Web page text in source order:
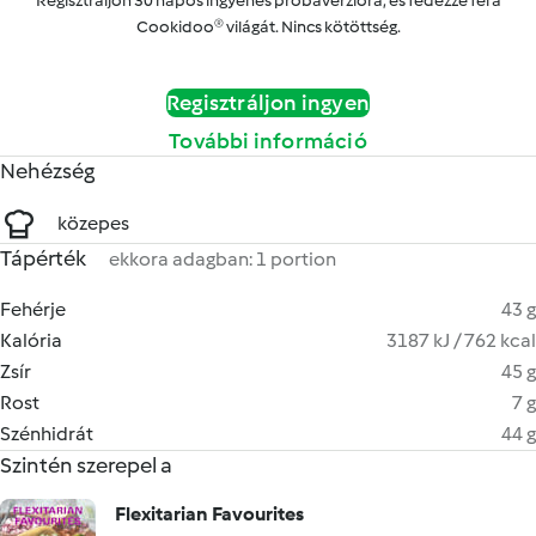
Cookidoo® világát. Nincs kötöttség.
Regisztráljon ingyen
További információ
Nehézség
közepes
Tápérték ekkora adagban: 1 portion
Fehérje
43 g
Kalória
3187 kJ / 762 kcal
Zsír
45 g
Rost
7 g
Szénhidrát
44 g
Szintén szerepel a
Flexitarian Favourites